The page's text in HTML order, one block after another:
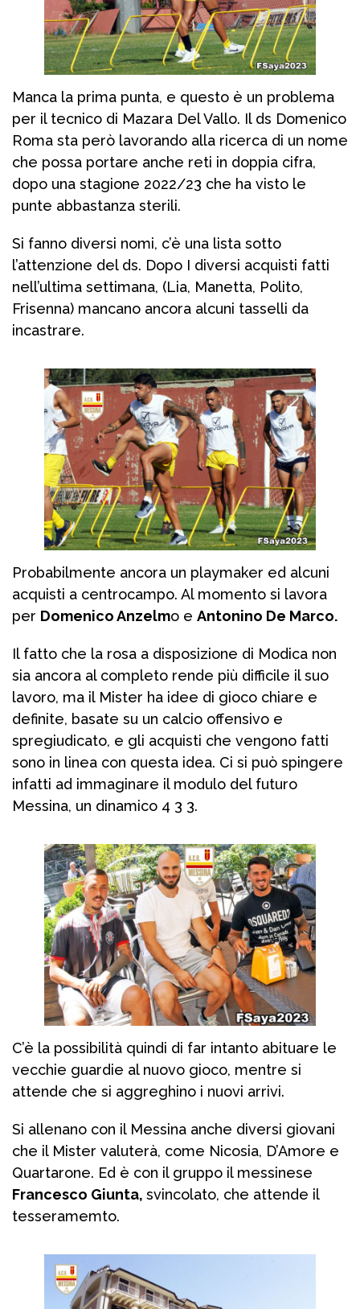
Manca la prima punta, e questo è un problema
per il tecnico di Mazara Del Vallo. Il ds Domenico
Roma sta però lavorando alla ricerca di un nome
che possa portare anche reti in doppia cifra,
dopo una stagione 2022/23 che ha visto le
punte abbastanza sterili.
Si fanno diversi nomi, c’è una lista sotto
l’attenzione del ds. Dopo I diversi acquisti fatti
nell’ultima settimana, (Lia, Manetta, Polito,
Frisenna) mancano ancora alcuni tasselli da
incastrare.
Probabilmente ancora un playmaker ed alcuni
acquisti a centrocampo. Al momento si lavora
per Domenico Anzelmo e Antonino De Marco.
Il fatto che la rosa a disposizione di Modica non
sia ancora al completo rende più difficile il suo
lavoro, ma il Mister ha idee di gioco chiare e
definite, basate su un calcio offensivo e
spregiudicato, e gli acquisti che vengono fatti
sono in linea con questa idea. Ci si può spingere
infatti ad immaginare il modulo del futuro
Messina, un dinamico 4 3 3.
C’è la possibilità quindi di far intanto abituare le
vecchie guardie al nuovo gioco, mentre si
attende che si aggreghino i nuovi arrivi.
Si allenano con il Messina anche diversi giovani
che il Mister valuterà, come Nicosia, D’Amore e
Quartarone. Ed è con il gruppo il messinese
Francesco Giunta, svincolato, che attende il
tesseramemto.